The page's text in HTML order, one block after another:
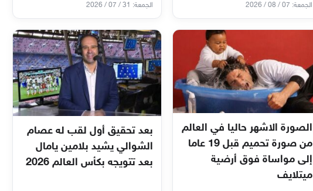
الجمعة: 07 / 08 / 2026 الجمعة: 31 / 07 / 2026
الصورة الاشهر حاليا في العالم
من صورة تحميم قبل 19 عاما
إلى مواساة فوق أرضية
ميتلايف
بعد تحقيق أول لقب له عصام
الشوالي يشيد بلامين يامال
بعد تتويجه بكأس العالم 2026